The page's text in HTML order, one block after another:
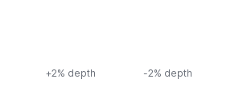
+2% depth -2% depth